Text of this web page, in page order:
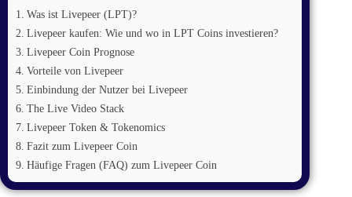
Was ist Livepeer (LPT)?
Livepeer kaufen: Wie und wo in LPT Coins investieren?
Livepeer Coin Prognose
Vorteile von Livepeer
Einbindung der Nutzer bei Livepeer
The Live Video Stack
Livepeer Token & Tokenomics
Fazit zum Livepeer Coin
Häufige Fragen (FAQ) zum Livepeer Coin